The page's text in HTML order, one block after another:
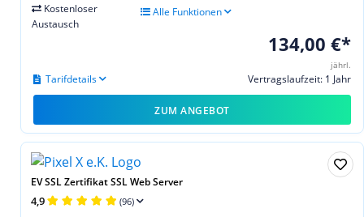
Kostenloser
Austausch
Alle Funktionen
134,00 €*
jährl.
Vertragslaufzeit: 1 Jahr
Tarifdetails
ZUM ANGEBOT
EV SSL Zertifikat SSL Web Server
4,9 (96)